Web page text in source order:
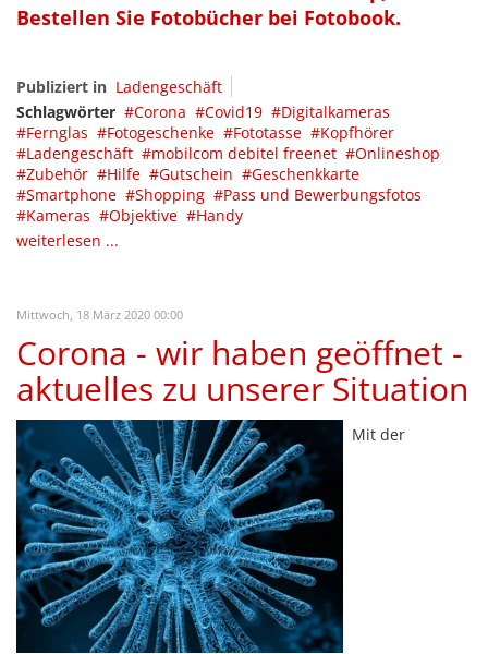
Bestellen Sie Fotobücher bei Fotobook.
Publiziert in Ladengeschäft
Schlagwörter
Corona Covid19
Digitalkameras
Fernglas
Fotogeschenke Fototasse
Kopfhörer
Ladengeschäft
mobilcom debitel freenet
Onlineshop
Zubehör
Hilfe Gutschein
Geschenkkarte
Smartphone
Shopping
Pass und Bewerbungsfotos
Kameras
Objektive
Handy
weiterlesen ...
Mittwoch, 18 März 2020 00:00
Corona - wir haben geöffnet -
aktuelles zu unserer Situation
Mit der